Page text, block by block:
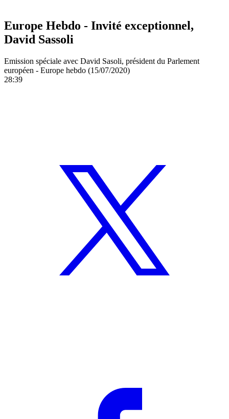
Europe Hebdo - Invité exceptionnel,
David Sassoli
Emission spéciale avec David Sasoli, président du Parlement
européen - Europe hebdo (15/07/2020)
28:39